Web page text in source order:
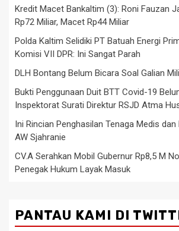
Kredit Macet Bankaltim (3): Roni Fauzan
Rp72 Miliar, Macet Rp44 Miliar
Polda Kaltim Selidiki PT Batuah Energi
Komisi VII DPR: Ini Sangat Parah
DLH Bontang Belum Bicara Soal Galian
Bukti Penggunaan Duit BTT Covid-19
Inspektorat Surati Direktur RSJD Atma
Ini Rincian Penghasilan Tenaga Medis dan
AW Sjahranie
CV.A Serahkan Mobil Gubernur Rp8,5 M
Penegak Hukum Layak Masuk
PANTAU KAMI DI